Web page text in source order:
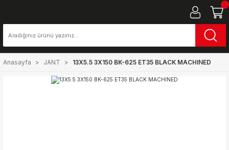
Anasayfa JANT 13X5.5 3X150 BK-625 ET35 BLACK MACHINED